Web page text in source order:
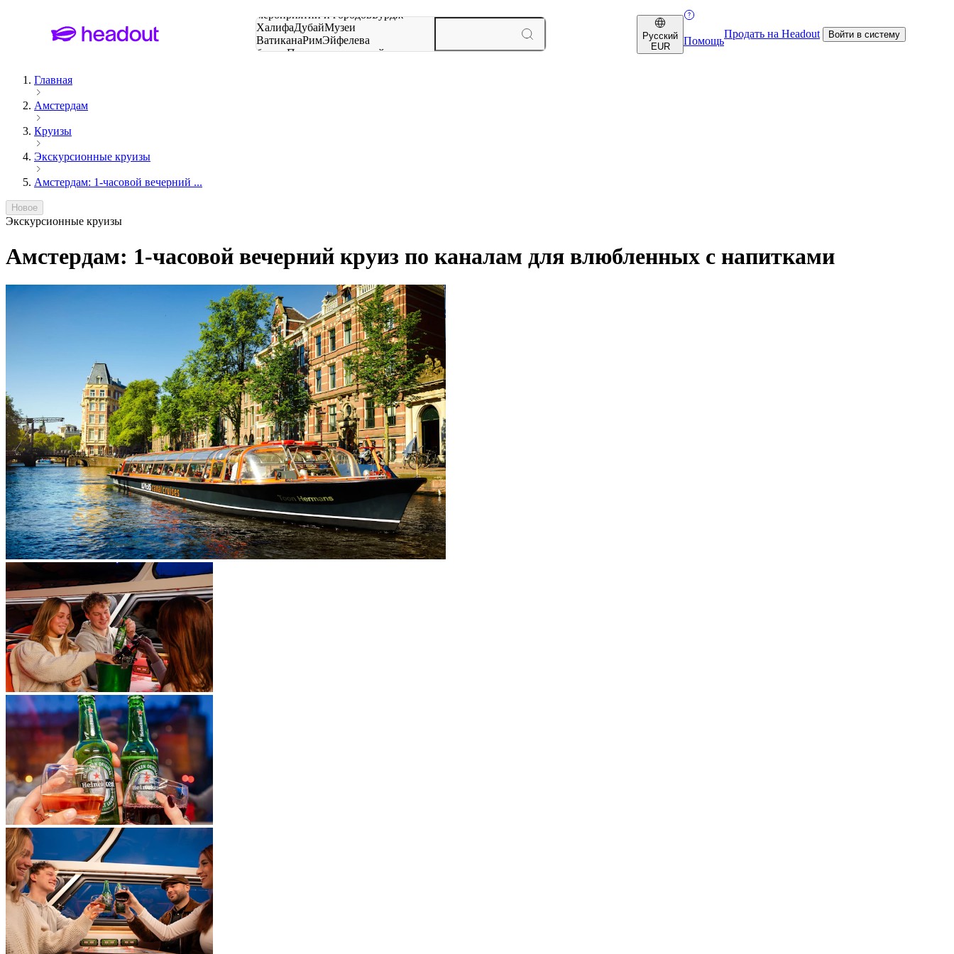
мероприятий и городовБурдж-
ХалифаДубайМузеи
ВатиканаРимЭйфелева
башняПарижмероприятий и
Русский
EUR
Помощь
Продать на Headout Войти в систему
Главная
Амстердам
Круизы
Экскурсионные круизы
Амстердам: 1-часовой вечерний ...
Новое
Экскурсионные круизы
Амстердам: 1-часовой вечерний круиз по каналам для влюбленных с напитками